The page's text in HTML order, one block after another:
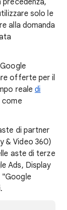
precedenza,
solo le
alla domanda
offerte per il
reale di
come
di partner
& Video 360)
aste di terze
Ads, Display